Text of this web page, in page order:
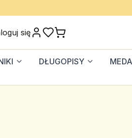
się
DŁUGOPISY